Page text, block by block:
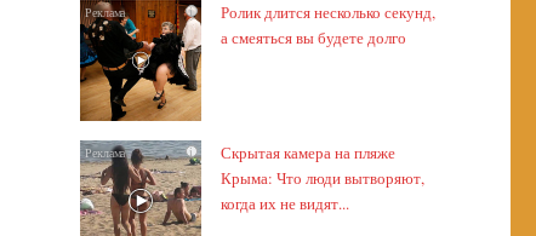
i
Ролик длится несколько секунд,
а смеяться вы будете долго
i
Скрытая камера на пляже
Крыма: Что люди вытворяют,
когда их не видят...